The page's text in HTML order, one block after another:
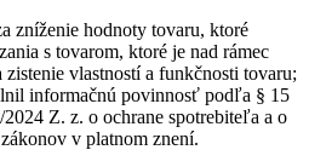
zníženie hodnoty tovaru, ktoré
s tovarom, ktoré je nad rámec
zistenie vlastností a funkčnosti tovaru;
informačnú povinnosť podľa § 15
Z. z. o ochrane spotrebiteľa a o
v platnom znení.